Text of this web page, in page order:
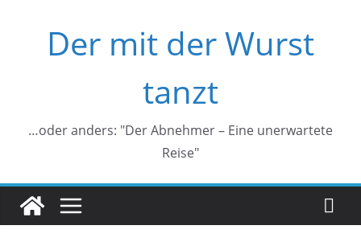
springenDer mit der Wurst
tanzt
…oder anders: "Der Abnehmer – Eine unerwartete
Reise"